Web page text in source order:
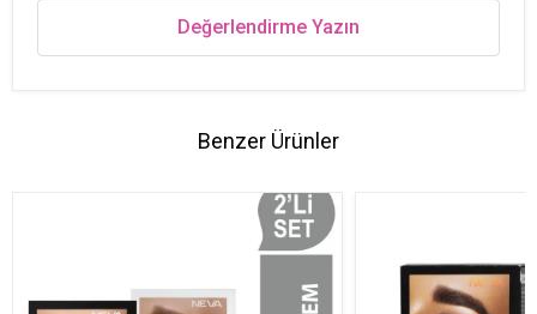
Değerlendirme Yazın
Benzer Ürünler